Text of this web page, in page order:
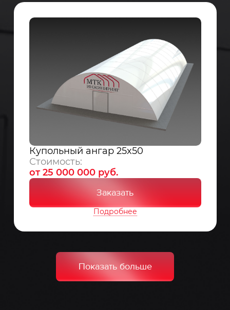
Купольный ангар 25x50
Стоимость:
от 25 000 000 руб.
Заказать
Подробнее
Показать больше